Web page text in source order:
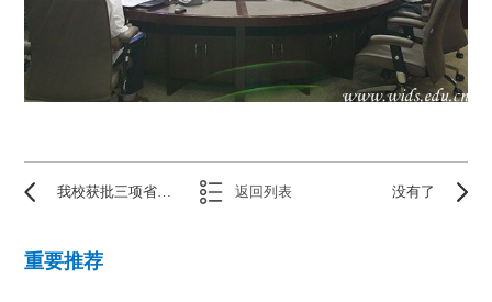
我校获批三项省级教学研究项目 返回列表 没有了
重要推荐